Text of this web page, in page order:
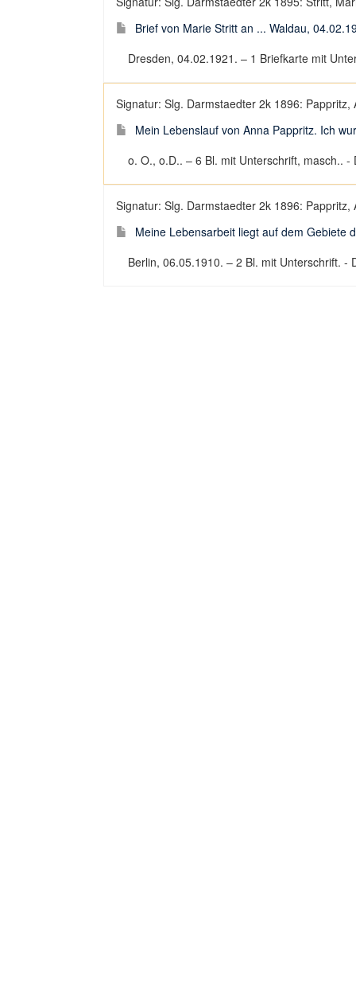
Brief von Marie Stritt an ... Waldau,
Dresden, 04.02.1921. – 1 Briefkarte mit
Signatur: Slg. Darmstaedter 2k 1896: Pappritz,
Mein Lebenslauf von Anna Pappritz. Ich
o. O., o.D.. – 6 Bl. mit Unterschrift, masch..
Signatur: Slg. Darmstaedter 2k 1896: Pappritz,
Meine Lebensarbeit liegt auf dem Gebiete
Berlin, 06.05.1910. – 2 Bl. mit Unterschrift. -